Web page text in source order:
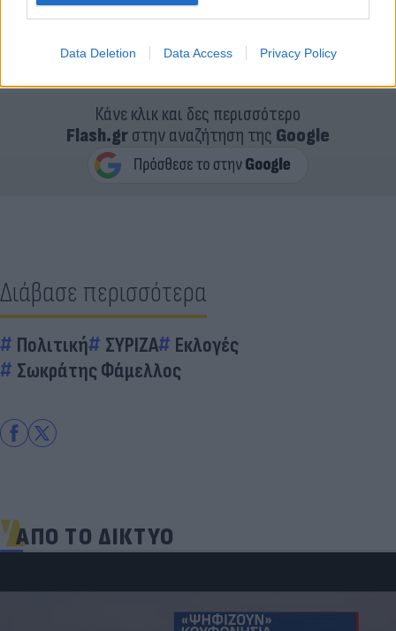
Data Deletion Data Access Privacy Policy
Κάνε κλικ και δες περισσότερο
Flash.grστην αναζήτηση της Google
Διάβασε περισσότερα
Πολιτική ΣΥΡΙΖΑ
Εκλογές
Σωκράτης Φάμελλος
ΑΠΟ ΤΟ ΔΙΚΤΥΟ